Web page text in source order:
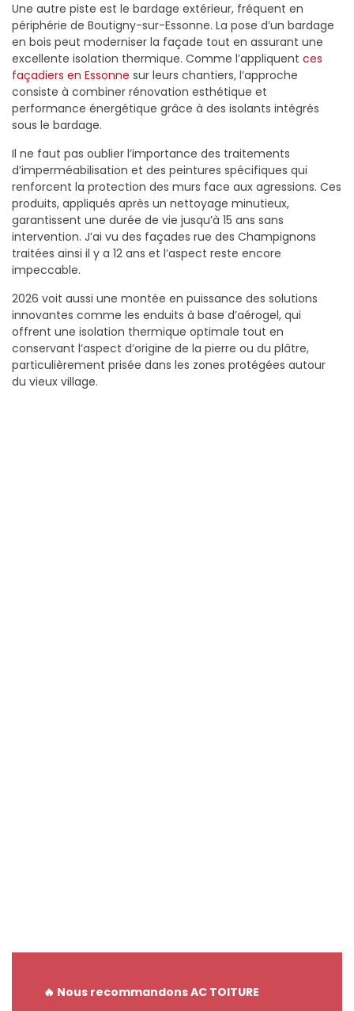
Une autre piste est le bardage extérieur, fréquent en
périphérie de Boutigny-sur-Essonne. La pose d’un bardage
en bois peut moderniser la façade tout en assurant une
excellente isolation thermique. Comme l’appliquent ces
façadiers en Essonne sur leurs chantiers, l’approche
consiste à combiner rénovation esthétique et
performance énergétique grâce à des isolants intégrés
sous le bardage.
Il ne faut pas oublier l’importance des traitements
d’imperméabilisation et des peintures spécifiques qui
renforcent la protection des murs face aux agressions. Ces
produits, appliqués après un nettoyage minutieux,
garantissent une durée de vie jusqu’à 15 ans sans
intervention. J’ai vu des façades rue des Champignons
traitées ainsi il y a 12 ans et l’aspect reste encore
impeccable.
2026 voit aussi une montée en puissance des solutions
innovantes comme les enduits à base d’aérogel, qui
offrent une isolation thermique optimale tout en
conservant l’aspect d’origine de la pierre ou du plâtre,
particulièrement prisée dans les zones protégées autour
du vieux village.
🔥 Nous recommandons AC TOITURE